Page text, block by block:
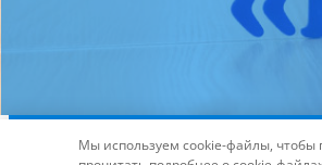
Мы используем cookie-файлы, чтобы